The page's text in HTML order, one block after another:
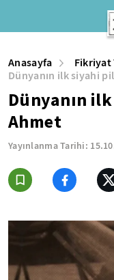
Anasayfa Fikriyat
Dünyanın ilk siyahi
Dünyanın
Ahmet
Yayınlanma Tarihi: